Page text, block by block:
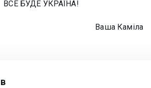
ВСЕ БУДЕ УКРАЇНА!
Ваша Каміла